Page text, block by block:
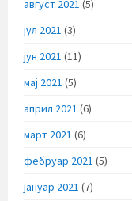
август 2021 (5)
јул 2021 (3)
јун 2021 (11)
мај 2021 (5)
април 2021 (6)
март 2021 (6)
фебруар 2021 (5)
јануар 2021 (7)